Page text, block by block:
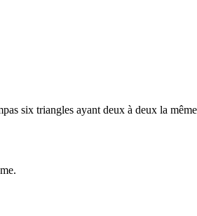
six triangles ayant deux à deux la